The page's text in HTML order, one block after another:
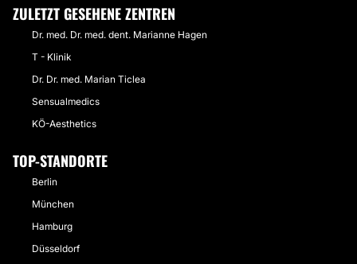
ZULETZT GESEHENE ZENTREN
Dr. med. Dr. med. dent. Marianne Hagen
T - Klinik
Dr. Dr. med. Marian Ticlea
Sensualmedics
KÖ-Aesthetics
TOP-STANDORTE
Berlin
München
Hamburg
Düsseldorf